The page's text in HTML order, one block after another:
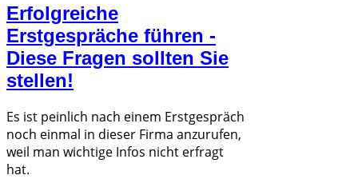
Erfolgreiche
Erstgespräche führen -
Diese Fragen sollten Sie
stellen!
Es ist peinlich nach einem Erstgespräch
noch einmal in dieser Firma anzurufen,
weil man wichtige Infos nicht erfragt
hat.